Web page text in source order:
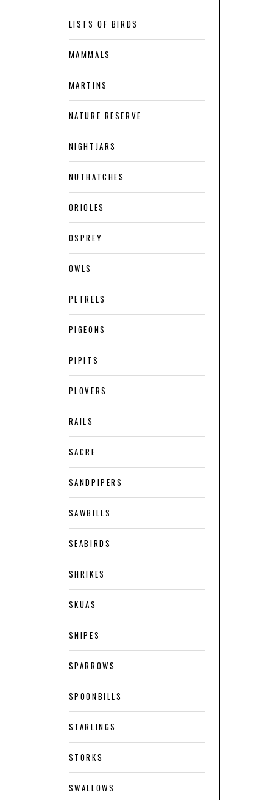
LISTS OF BIRDS
MAMMALS
MARTINS
NATURE RESERVE
NIGHTJARS
NUTHATCHES
ORIOLES
OSPREY
OWLS
PETRELS
PIGEONS
PIPITS
PLOVERS
RAILS
SACRE
SANDPIPERS
SAWBILLS
SEABIRDS
SHRIKES
SKUAS
SNIPES
SPARROWS
SPOONBILLS
STARLINGS
STORKS
SWALLOWS